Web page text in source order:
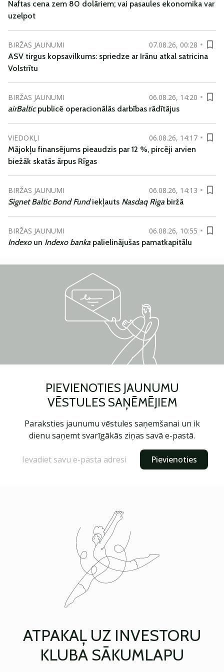
Naftas cena zem 80 dolāriem; vai pasaules ekonomika var
uzelpot
BIRŽAS JAUNUMI
07.08.26, 00:28
ASV tirgus kopsavilkums: spriedze ar Irānu atkal satricina
Volstrītu
BIRŽAS JAUNUMI
06.08.26, 14:20
airBalticpublicē operacionālās darbības rādītājus
VIEDOKĻI
06.08.26, 14:17
Mājokļu finansējums pieaudzis par 12 %, pircēji arvien
biežāk skatās ārpus Rīgas
BIRŽAS JAUNUMI
06.08.26, 14:13
Signet Baltic Bond Fundiekļauts Nasdaq Riga biržā
BIRŽAS JAUNUMI
06.08.26, 10:55
Indexoun Indexo banka palielinājušas pamatkapitālu
PIEVIENOTIES JAUNUMU
VĒSTULES SAŅĒMĒJIEM
Paraksties jaunumu vēstules saņemšanai un ik
dienu saņemt svarīgākās ziņas savā e-pastā.
Pievienoties
ATPAKAĻ UZ INVESTORU
KLUBA SĀKUMLAPU